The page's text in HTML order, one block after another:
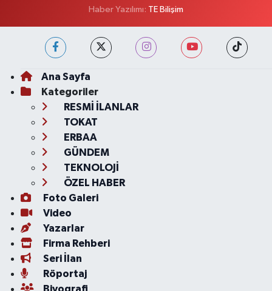
Haber Yazılımı: TE Bilişim
Ana Sayfa
Kategoriler
RESMİ İLANLAR
TOKAT
ERBAA
GÜNDEM
TEKNOLOJİ
ÖZEL HABER
Foto Galeri
Video
Yazarlar
Firma Rehberi
Seri İlan
Röportaj
Biyografi